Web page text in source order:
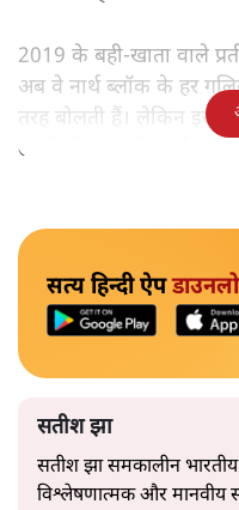
2019 के बही‑खाता वाले
अब वे नार्थ ब्लॉक के हर
तरह बोलती हैं। लेकिन इस
उतनी ही अनुमानित और
सत्य हिन्दी ऐप
सतीश झा
सतीश झा समकालीन
विश्लेषणात्मक और मानवीय